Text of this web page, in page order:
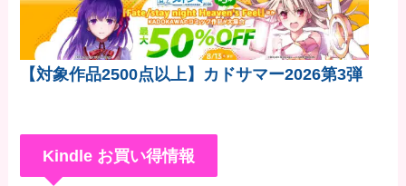
【対象作品2500点以上】カドサマー2026第3弾
Kindle お買い得情報